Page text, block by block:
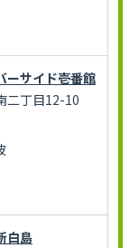
ーサイド壱番館
二丁目12-10
白島